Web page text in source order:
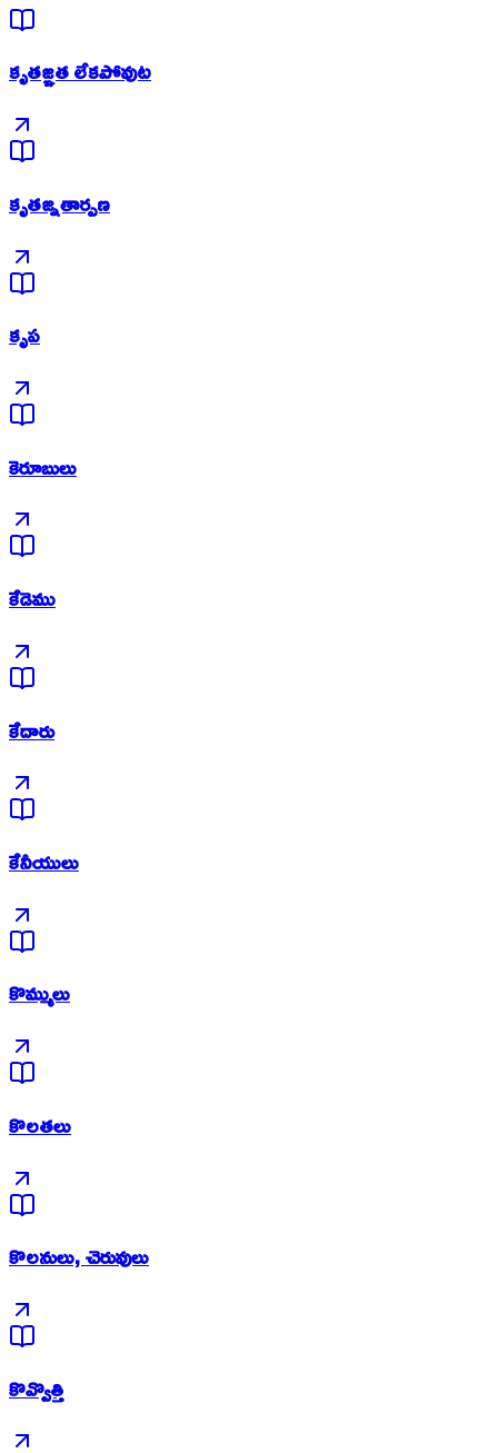
కృతజ్ఞత లేకపోవుట
కృతజ్నతార్పణ
కృప
కెరూబులు
కేడెము
కేదారు
కేనీయులు
కొమ్ములు
కొలతలు
కొలనులు, చెరువులు
కొవ్వొత్తి